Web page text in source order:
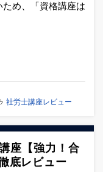
め、「資格講座は
社労士講座レビュー
座【強力！合
底レビュー